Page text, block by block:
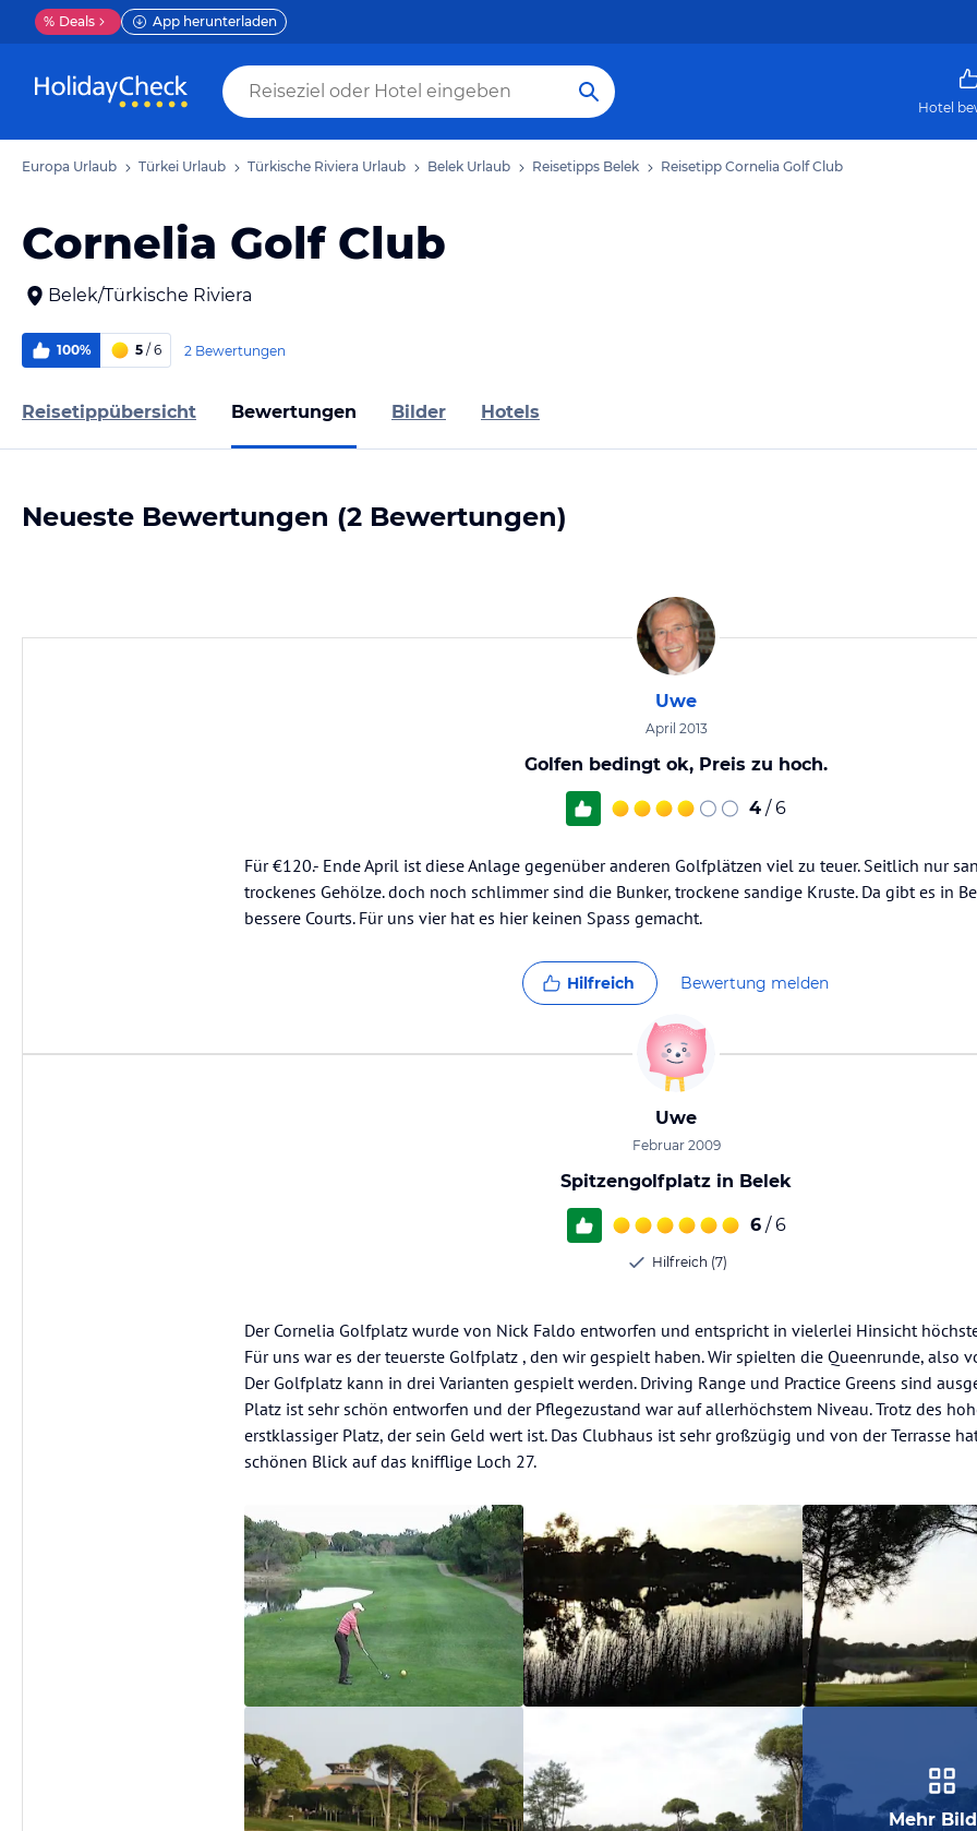
% Deals App herunterladen
Hotel
Europa Urlaub Türkei Urlaub Türkische Riviera Urlaub Belek Urlaub Reisetipps Belek Reisetipp Cornelia Golf Club
Cornelia Golf Club
Belek/Türkische Riviera
100% 5 / 6 2 Bewertungen
Reisetippübersicht Bewertungen Bilder Hotels
Neueste Bewertungen (2 Bewertungen)
Uwe
April 2013
Golfen bedingt ok, Preis zu hoch.
4 / 6
Für €120.- Ende April ist diese Anlage gegenüber anderen Golfplätzen viel zu teuer. Seitlich nur
trockenes Gehölze. doch noch schlimmer sind die Bunker, trockene sandige Kruste. Da gibt es in
bessere Courts. Für uns vier hat es hier keinen Spass gemacht.
Hilfreich Bewertung melden
Uwe
Februar 2009
Spitzengolfplatz in Belek
6 / 6
Hilfreich (7)
Der Cornelia Golfplatz wurde von Nick Faldo entworfen und entspricht in vielerlei Hinsicht
Für uns war es der teuerste Golfplatz , den wir gespielt haben. Wir spielten die Queenrunde, also
Der Golfplatz kann in drei Varianten gespielt werden. Driving Range und Practice Greens sind
Platz ist sehr schön entworfen und der Pflegezustand war auf allerhöchstem Niveau. Trotz des
erstklassiger Platz, der sein Geld wert ist. Das Clubhaus ist sehr großzügig und von der Terrasse
schönen Blick auf das knifflige Loch 27.
Mehr